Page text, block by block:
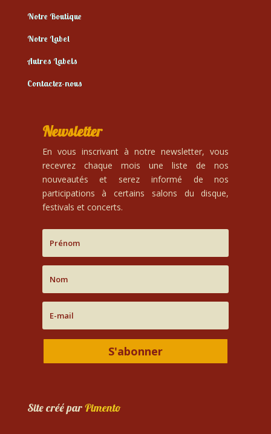
Notre Boutique
Notre Label
Autres Labels
Contactez-nous
Newsletter
En vous inscrivant à notre newsletter, vous
recevrez chaque mois une liste de nos
nouveautés et serez informé de nos
participations à certains salons du disque,
festivals et concerts.
S'abonner
Site créé parPimento